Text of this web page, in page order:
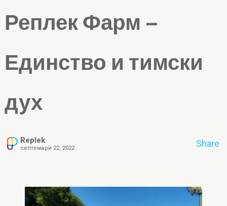
Реплек Фарм –
Единство и тимски
дух
Replek
септември 22, 2022 Share